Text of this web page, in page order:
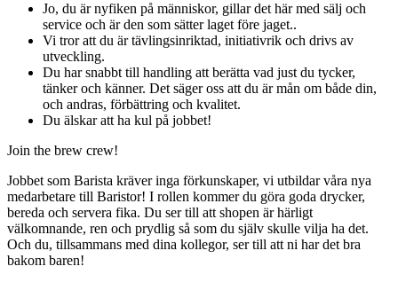
Jo, du är nyfiken på människor, gillar det här med sälj och
service och är den som sätter laget före jaget..
Vi tror att du är tävlingsinriktad, initiativrik och drivs av
utveckling.
Du har snabbt till handling att berätta vad just du tycker,
tänker och känner. Det säger oss att du är mån om både din,
och andras, förbättring och kvalitet.
Du älskar att ha kul på jobbet!
Join the brew crew!
Jobbet som Barista kräver inga förkunskaper, vi utbildar våra nya
medarbetare till Baristor! I rollen kommer du göra goda drycker,
bereda och servera fika. Du ser till att shopen är härligt
välkomnande, ren och prydlig så som du själv skulle vilja ha det.
Och du, tillsammans med dina kollegor, ser till att ni har det bra
bakom baren!